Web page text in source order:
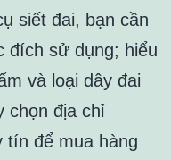
siết đai, bạn cần
đích sử dụng; hiểu
và loại dây đai
chọn địa chỉ
tín để mua hàng